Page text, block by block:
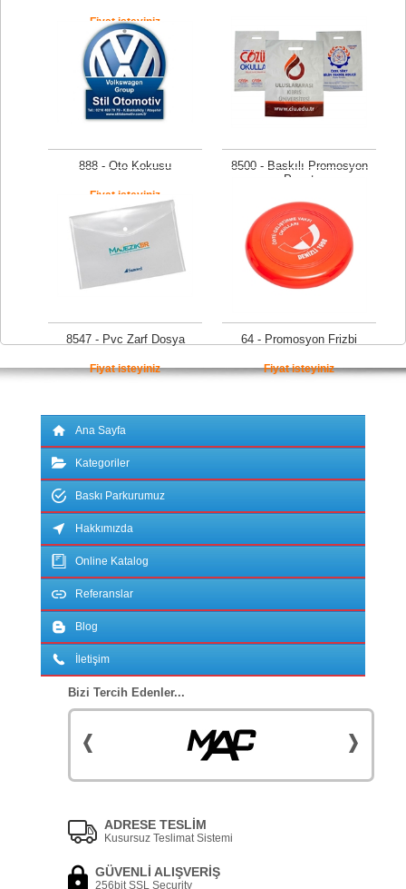
Fiyat isteyiniz
888 - Oto Kokusu
Fiyat isteyiniz
8500 - Baskılı Promosyon
Poşet
8547 - Pvc Zarf Dosya
Fiyat isteyiniz
64 - Promosyon Frizbi
Fiyat isteyiniz
Ana Sayfa
Kategoriler
Baskı Parkurumuz
Hakkımızda
Online Katalog
Referanslar
Blog
İletişim
Bizi Tercih Edenler...
ADRESE TESLİM
Kusursuz Teslimat Sistemi
GÜVENLİ ALIŞVERİŞ
256bit SSL Security